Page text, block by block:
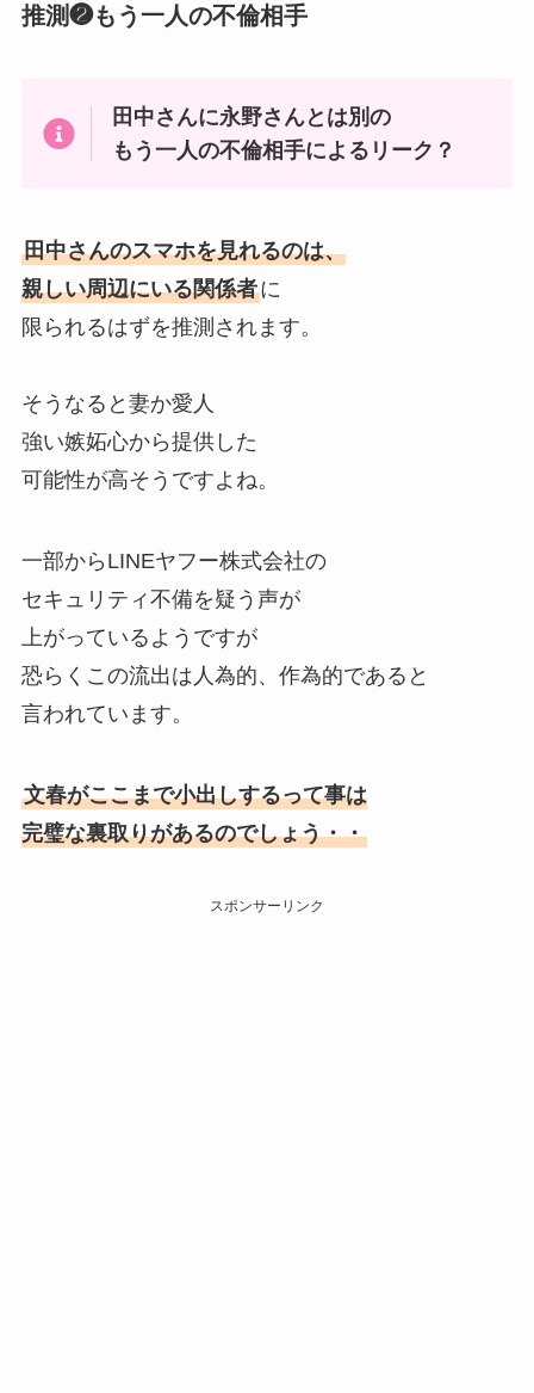
推測❷もう一人の不倫相手
田中さんに永野さんとは別の
もう一人の不倫相手によるリーク？
田中さんのスマホを見れるのは、
親しい周辺にいる関係者に
限られるはずを推測されます。
そうなると妻か愛人
強い嫉妬心から提供した
可能性が高そうですよね。
一部からLINEヤフー株式会社の
セキュリティ不備を疑う声が
上がっているようですが
恐らくこの流出は人為的、作為的であると
言われています。
文春がここまで小出しするって事は
完璧な裏取りがあるのでしょう・・
スポンサーリンク